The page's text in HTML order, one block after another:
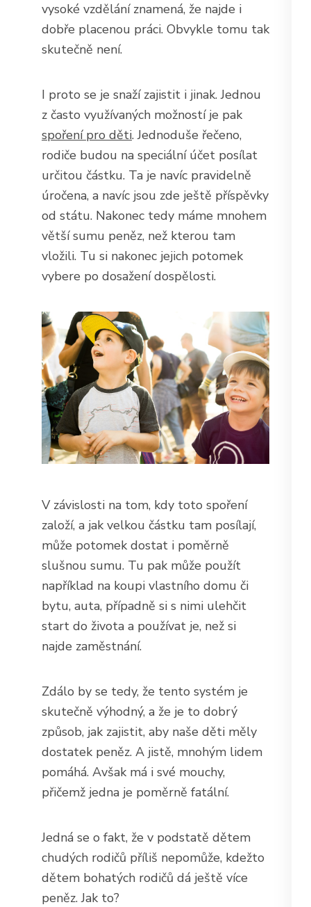
vysoké vzdělání znamená, že najde i
dobře placenou práci. Obvykle tomu tak
skutečně není.
I proto se je snaží zajistit i jinak. Jednou
z často využívaných možností je pak
spoření pro děti. Jednoduše řečeno,
rodiče budou na speciální účet posílat
určitou částku. Ta je navíc pravidelně
úročena, a navíc jsou zde ještě příspěvky
od státu. Nakonec tedy máme mnohem
větší sumu peněz, než kterou tam
vložili. Tu si nakonec jejich potomek
vybere po dosažení dospělosti.
V závislosti na tom, kdy toto spoření
založí, a jak velkou částku tam posílají,
může potomek dostat i poměrně
slušnou sumu. Tu pak může použít
například na koupi vlastního domu či
bytu, auta, případně si s nimi ulehčit
start do života a používat je, než si
najde zaměstnání.
Zdálo by se tedy, že tento systém je
skutečně výhodný, a že je to dobrý
způsob, jak zajistit, aby naše děti měly
dostatek peněz. A jistě, mnohým lidem
pomáhá. Avšak má i své mouchy,
přičemž jedna je poměrně fatální.
Jedná se o fakt, že v podstatě dětem
chudých rodičů příliš nepomůže, kdežto
dětem bohatých rodičů dá ještě více
peněz. Jak to?